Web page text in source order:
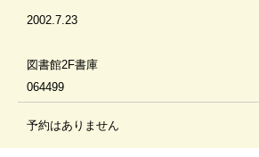
2002.7.23
図書館2F書庫
064499
予約はありません